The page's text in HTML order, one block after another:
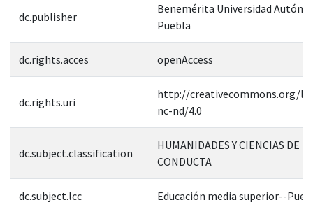
dc.publisher
Benemérita Universidad
Puebla
dc.rights.acces openAccess
dc.rights.uri
http://creativecommons.org/
nc-nd/4.0
dc.subject.classification
HUMANIDADES Y CIENCIAS DE LA
CONDUCTA
dc.subject.lcc Educación media superior--